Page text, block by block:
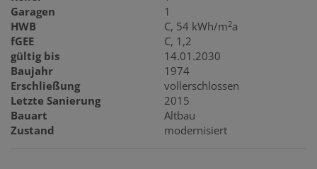
Garagen
1
HWB
C, 54 kWh/m2a
fGEE
C, 1,2
gültig bis
14.01.2030
Baujahr
1974
Erschließung
vollerschlossen
Letzte Sanierung
2015
Bauart
Altbau
Zustand
modernisiert